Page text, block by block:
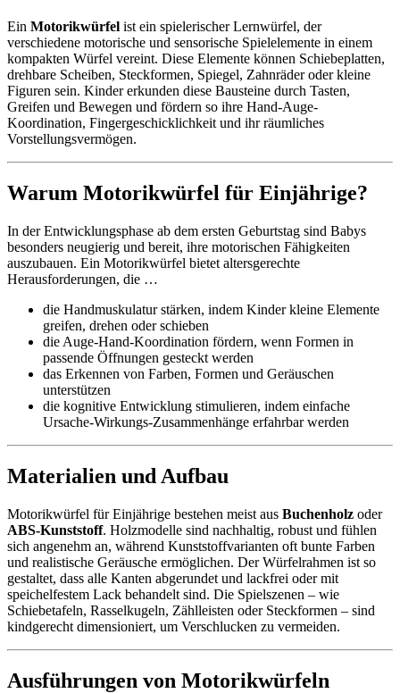
Ein Motorikwürfel ist ein spielerischer Lernwürfel, der
verschiedene motorische und sensorische Spielelemente in einem
kompakten Würfel vereint. Diese Elemente können Schiebeplatten,
drehbare Scheiben, Steckformen, Spiegel, Zahnräder oder kleine
Figuren sein. Kinder erkunden diese Bausteine durch Tasten,
Greifen und Bewegen und fördern so ihre Hand-Auge-
Koordination, Fingergeschicklichkeit und ihr räumliches
Vorstellungsvermögen.
Warum Motorikwürfel für Einjährige?
In der Entwicklungsphase ab dem ersten Geburtstag sind Babys
besonders neugierig und bereit, ihre motorischen Fähigkeiten
auszubauen. Ein Motorikwürfel bietet altersgerechte
Herausforderungen, die …
die Handmuskulatur stärken, indem Kinder kleine Elemente
greifen, drehen oder schieben
die Auge-Hand-Koordination fördern, wenn Formen in
passende Öffnungen gesteckt werden
das Erkennen von Farben, Formen und Geräuschen
unterstützen
die kognitive Entwicklung stimulieren, indem einfache
Ursache-Wirkungs-Zusammenhänge erfahrbar werden
Materialien und Aufbau
Motorikwürfel für Einjährige bestehen meist aus Buchenholz oder
ABS-Kunststoff. Holzmodelle sind nachhaltig, robust und fühlen
sich angenehm an, während Kunststoffvarianten oft bunte Farben
und realistische Geräusche ermöglichen. Der Würfelrahmen ist so
gestaltet, dass alle Kanten abgerundet und lackfrei oder mit
speichelfestem Lack behandelt sind. Die Spielszenen – wie
Schiebetafeln, Rasselkugeln, Zählleisten oder Steckformen – sind
kindgerecht dimensioniert, um Verschlucken zu vermeiden.
Ausführungen von Motorikwürfeln